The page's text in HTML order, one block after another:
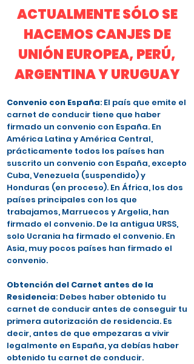
ACTUALMENTE SÓLO SE
HACEMOS CANJES DE
UNIÓN EUROPEA, PERÚ,
ARGENTINA Y URUGUAY
Convenio con España: El país que emite el
carnet de conducir tiene que haber
firmado un convenio con España. En
América Latina y América Central,
prácticamente todos los países han
suscrito un convenio con España, excepto
Cuba, Venezuela (suspendido) y
Honduras (en proceso). En África, los dos
países principales con los que
trabajamos, Marruecos y Argelia, han
firmado el convenio. De la antigua URSS,
solo Ucrania ha firmado el convenio. En
Asia, muy pocos países han firmado el
convenio.
Obtención del Carnet antes de la
Residencia: Debes haber obtenido tu
carnet de conducir antes de conseguir tu
primera autorización de residencia. Es
decir, antes de que empezaras a vivir
legalmente en España, ya debías haber
obtenido tu carnet de conducir.